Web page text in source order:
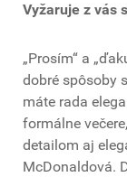
Vyžaruje z vás
„Prosím“ a
dobré spôsoby
máte rada
formálne
detailom aj
McDonaldová.